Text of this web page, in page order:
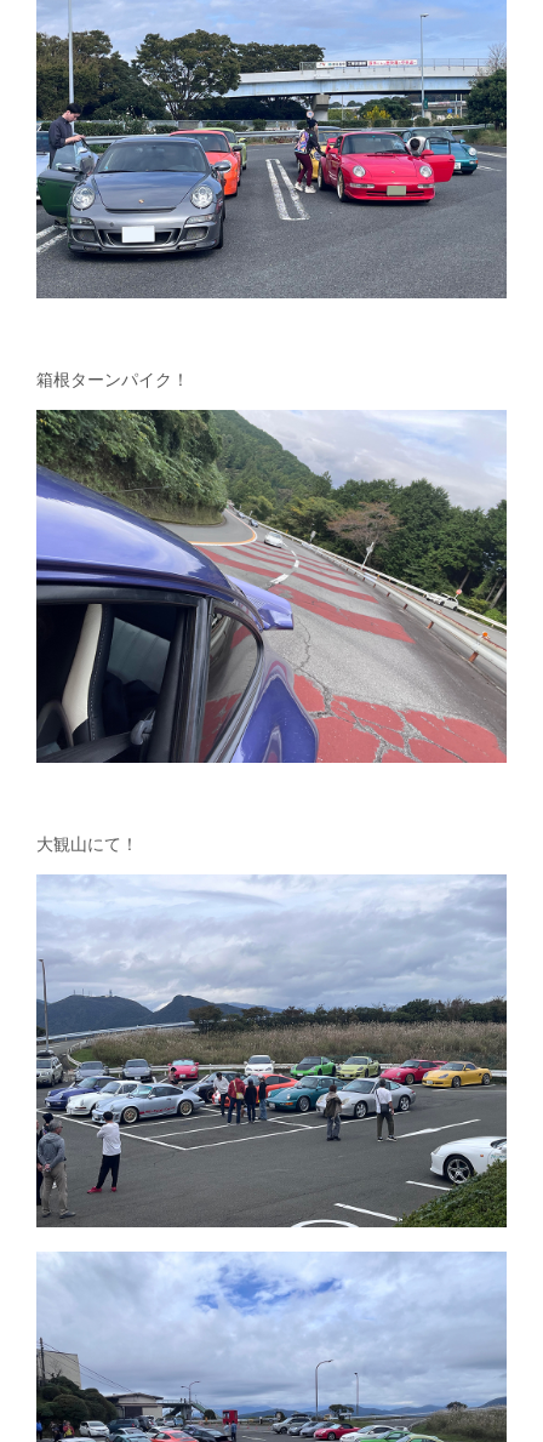
箱根ターンパイク！
大観山にて！